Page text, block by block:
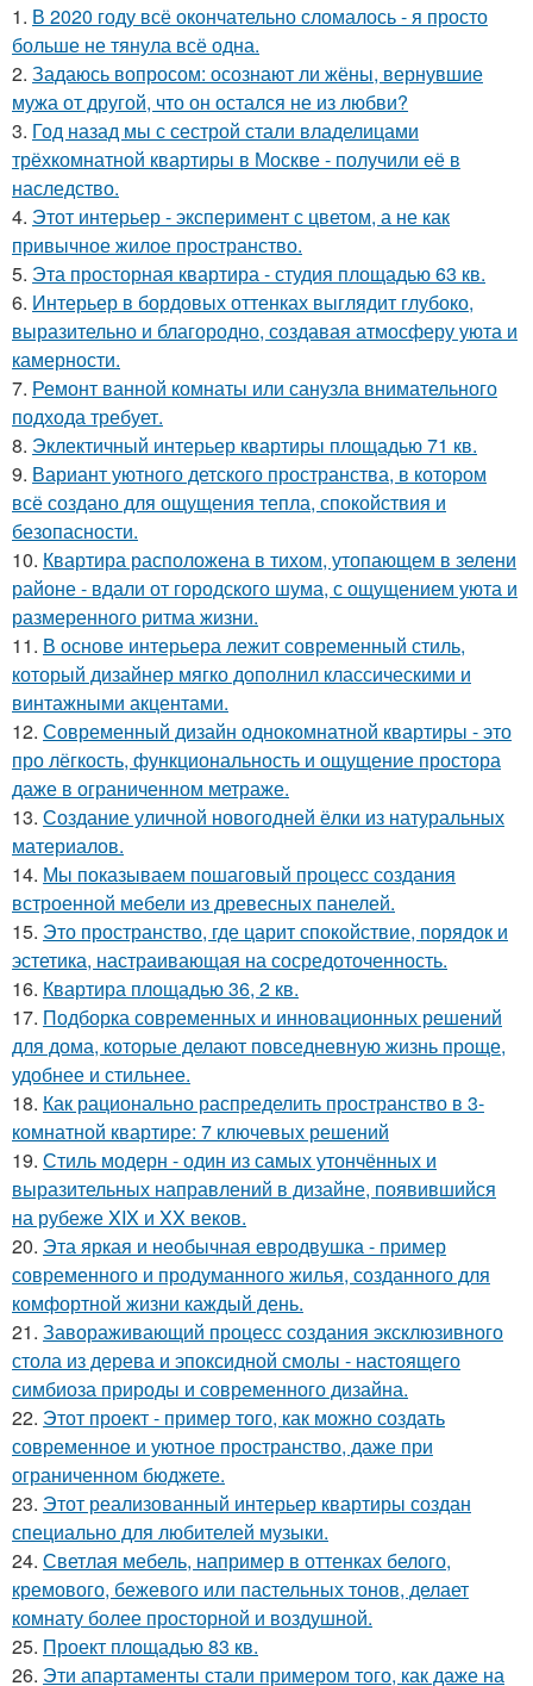
1. В 2020 году всё окончательно сломалось - я просто
больше не тянула всё одна.
2. Задаюсь вопросом: осознают ли жёны, вернувшие
мужа от другой, что он остался не из любви?
3. Год назад мы с сестрой стали владелицами
трёхкомнатной квартиры в Москве - получили её в
наследство.
4. Этот интерьер - эксперимент с цветом, а не как
привычное жилое пространство.
5. Эта просторная квартира - студия площадью 63 кв.
6. Интерьер в бордовых оттенках выглядит глубоко,
выразительно и благородно, создавая атмосферу уюта и
камерности.
7. Ремонт ванной комнаты или санузла внимательного
подхода требует.
8. Эклектичный интерьер квартиры площадью 71 кв.
9. Вариант уютного детского пространства, в котором
всё создано для ощущения тепла, спокойствия и
безопасности.
10. Квартира расположена в тихом, утопающем в зелени
районе - вдали от городского шума, с ощущением уюта и
размеренного ритма жизни.
11. В основе интерьера лежит современный стиль,
который дизайнер мягко дополнил классическими и
винтажными акцентами.
12. Современный дизайн однокомнатной квартиры - это
про лёгкость, функциональность и ощущение простора
даже в ограниченном метраже.
13. Создание уличной новогодней ёлки из натуральных
материалов.
14. Мы показываем пошаговый процесс создания
встроенной мебели из древесных панелей.
15. Это пространство, где царит спокойствие, порядок и
эстетика, настраивающая на сосредоточенность.
16. Квартира площадью 36, 2 кв.
17. Подборка современных и инновационных решений
для дома, которые делают повседневную жизнь проще,
удобнее и стильнее.
18. Как рационально распределить пространство в 3-
комнатной квартире: 7 ключевых решений
19. Стиль модерн - один из самых утончённых и
выразительных направлений в дизайне, появившийся
на рубеже XIX и XX веков.
20. Эта яркая и необычная евродвушка - пример
современного и продуманного жилья, созданного для
комфортной жизни каждый день.
21. Завораживающий процесс создания эксклюзивного
стола из дерева и эпоксидной смолы - настоящего
симбиоза природы и современного дизайна.
22. Этот проект - пример того, как можно создать
современное и уютное пространство, даже при
ограниченном бюджете.
23. Этот реализованный интерьер квартиры создан
специально для любителей музыки.
24. Светлая мебель, например в оттенках белого,
кремового, бежевого или пастельных тонов, делает
комнату более просторной и воздушной.
25. Проект площадью 83 кв.
26. Эти апартаменты стали примером того, как даже на